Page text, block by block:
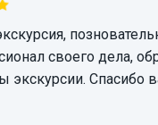
своего дела,
экскурсии. Спасибо